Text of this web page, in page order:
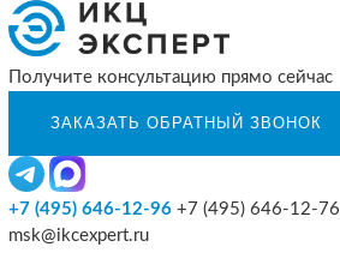
Получите консультацию прямо сейчас
+7 (495) 646-12-96 +7 (495) 646-12-76
msk@ikcexpert.ru